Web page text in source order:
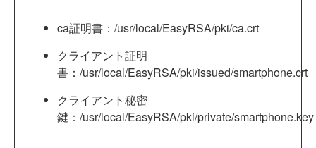
ca証明書：/usr/local/EasyRSA/pki/ca.crt
クライアント証明
書：/usr/local/EasyRSA/pki/issued/smartphone.crt
クライアント秘密
鍵：/usr/local/EasyRSA/pki/private/smartphone.key